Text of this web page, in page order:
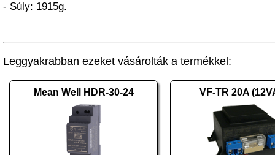
- Súly: 1915g.
Leggyakrabban ezeket vásárolták a termékkel:
Mean Well HDR-30-24 VF-TR 20A